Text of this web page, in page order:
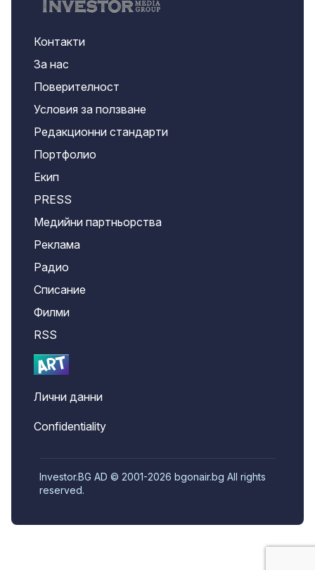
Контакти
За нас
Поверителност
Условия за ползване
Редакционни стандарти
Портфолио
Екип
PRESS
Медийни партньорства
Реклама
Радио
Списание
Филми
RSS
Лични данни
Confidentiality
Investor.BG AD © 2001-2026 bgonair.bg All rights
reserved.